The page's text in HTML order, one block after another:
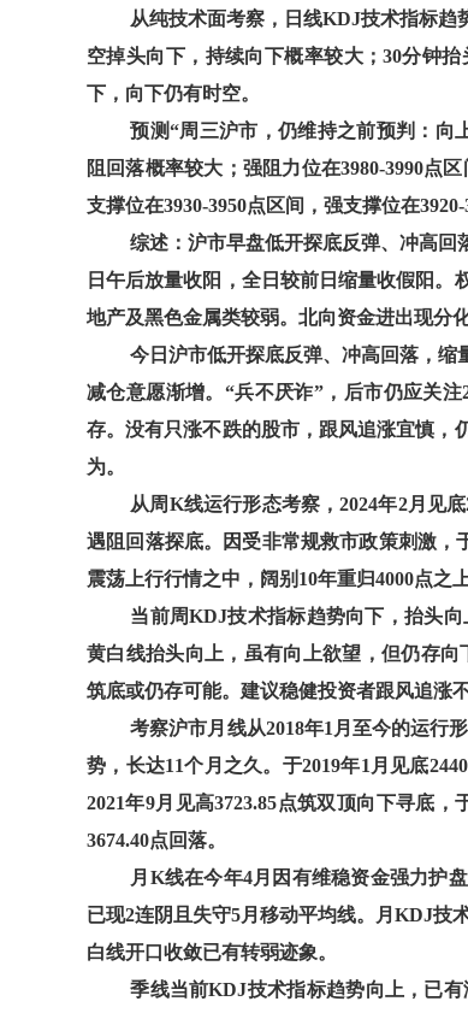
从纯技术面考察，日线KDJ技术指标
空掉头向下，持续向下概率较大；30分钟
下，向下仍有时空。
预测“周三沪市，仍维持之前预判：向
阻回落概率较大；强阻力位在3980-3990点
支撑位在3930-3950点区间，强支撑位在
综述：沪市早盘低开探底反弹、冲高
日午后放量收阳，全日较前日缩量收假阳
地产及黑色金属类较弱。北向资金进出现分
今日沪市低开探底反弹、冲高回落，
减仓意愿渐增。“兵不厌诈”，后市仍应关
存。没有只涨不跌的股市，跟风追涨宜慎，
为。
从周K线运行形态考察，2024年2月见
遇阻回落探底。因受非常规救市政策刺激，
震荡上行行情之中，阔别10年重归4000点之
当前周KDJ技术指标趋势向下，抬头
黄白线抬头向上，虽有向上欲望，但仍存向
筑底或仍存可能。建议稳健投资者跟风追涨
考察沪市月线从2018年1月至今的运行
势，长达11个月之久。于2019年1月见底
2021年9月见高3723.85点筑双顶向下寻底，
3674.40点回落。
月K线在今年4月因有维稳资金强力护
已现2连阴且失守5月移动平均线。月KDJ技
白线开口收敛已有转弱迹象。
季线当前KDJ技术指标趋势向上，已